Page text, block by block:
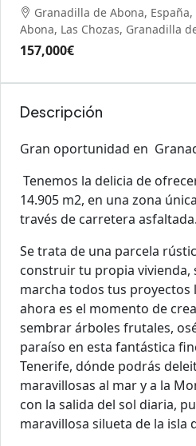
Granadilla de Abona,
Abona, Las Chozas, Granadilla
157,000€
Descripción
Gran oportunidad en
Tenemos la delicia de
14.905 m2, en una zona
través de carretera asfaltada.
Se trata de una parcela
construir tu propia vivienda,
marcha todos tus proyectos
ahora es el momento de
sembrar árboles frutales,
paraíso en esta fantástica
Tenerife, dónde podrás
maravillosas al mar y a la
con la salida del sol diaria,
maravillosa silueta de la isla